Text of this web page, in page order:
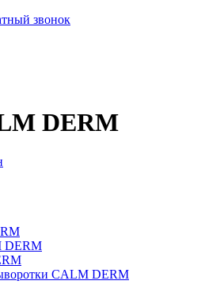
звонок
DERM
DERM
CALM DERM